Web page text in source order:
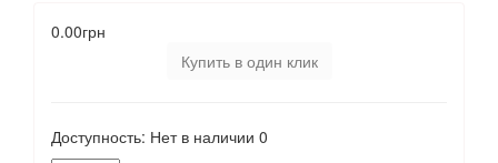
0.00грн
Купить в один клик
Доступность: Нет в наличии 0